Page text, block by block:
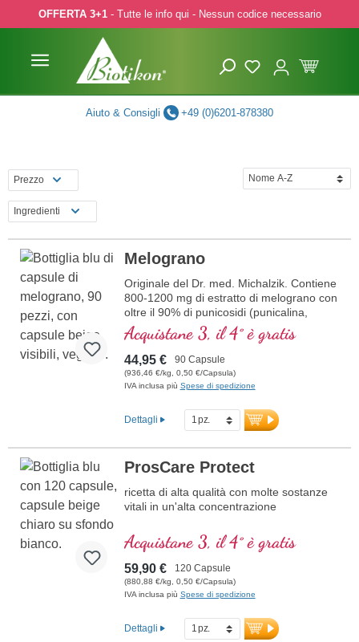
to main content
Skip to search
Skip to main navigation
OFFERTA 3+1- Tutte le info qui - Nessun codice necessario
Aiuto & Consigli +49 (0)6201-878380
Prezzo
Ingredienti
Melograno
Originale del Dr. med. Michalzik. Contiene
800-1200 mg di estratto di melograno con
oltre il 90% di punicosidi (punicalina,
punicalagina, acido ellagico). Estratto
delicatamente. Provato sul mercato per
oltre 20 anni, prodotto in Germania nelle
nostre proprie strutture di produzione.
Analizzato da un leader nell'analisi delle
senza additivi, ed è anche priva di additivi
non dichiarati. Capsule vegane
Acquistane 3, il 4° è gratis
44,95 € 90 Capsule
(936,46 €/kg, 0,50 €/Capsula)
IVA inclusa più Spese di spedizione
Dettagli
ProsCare Protect
ricetta di alta qualità con molte sostanze
vitali in un'alta concentrazione
Acquistane 3, il 4° è gratis
59,90 € 120 Capsule
(880,88 €/kg, 0,50 €/Capsula)
IVA inclusa più Spese di spedizione
Dettagli